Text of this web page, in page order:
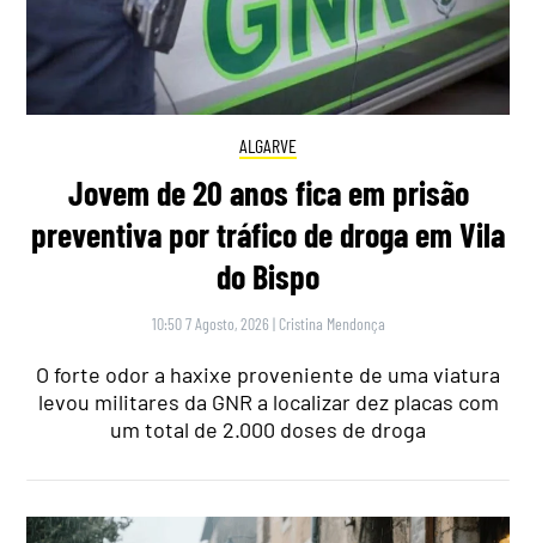
ALGARVE
Jovem de 20 anos fica em prisão
preventiva por tráfico de droga em Vila
do Bispo
10:50 7 Agosto, 2026 | Cristina Mendonça
O forte odor a haxixe proveniente de uma viatura
levou militares da GNR a localizar dez placas com
um total de 2.000 doses de droga